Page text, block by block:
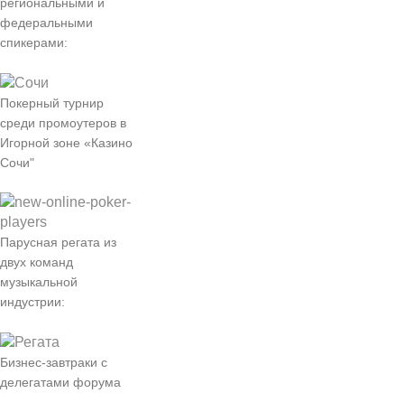
федеральными
спикерами:
Покерный турнир
среди промоутеров в
Игорной зоне «Казино
Сочи"
Парусная регата из
двух команд
музыкальной
индустрии:
Бизнес-завтраки с
делегатами форума